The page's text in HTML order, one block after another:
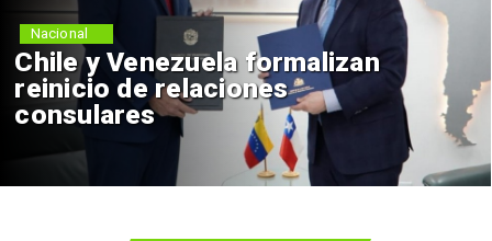
Chile y Venezuela formalizan
reinicio de relaciones
consulares
Nacional